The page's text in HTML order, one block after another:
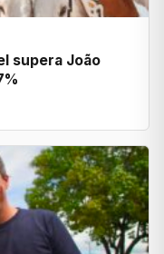
supera João